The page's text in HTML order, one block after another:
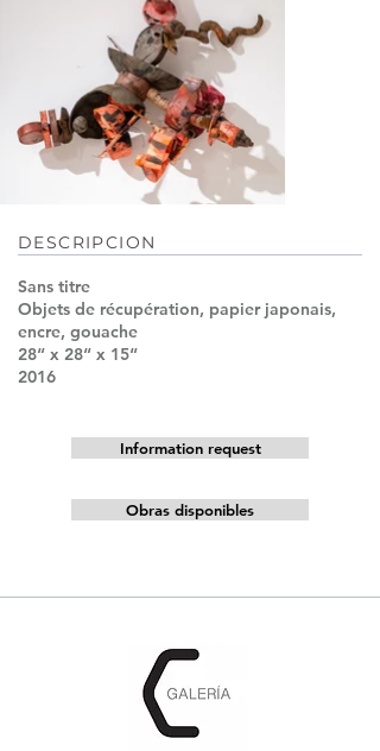
DESCRIPCION
Sans titre
Objets de récupération, papier japonais,
encre, gouache
28“ x 28“ x 15“
2016
Information request
Obras disponibles